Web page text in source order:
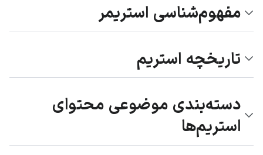
مفهوم‌شناسی استریمر
تاریخچه استریم
دسته‌بندی موضوعی محتوای
استریم‌ها